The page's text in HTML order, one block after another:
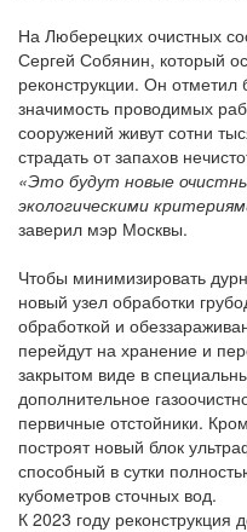
На Люберецких очистных
Сергей Собянин, который
реконструкции. Он
значимость проводимых
сооружений живут сотни
страдать от запахов
«Это будут новые
экологическими
заверил мэр Москвы.
Чтобы минимизировать
новый узел обработки
обработкой и
перейдут на хранение и
закрытом виде в
дополнительное
первичные отстойники.
построят новый блок
способный в сутки
кубометров сточных вод.
К 2023 году реконструкция